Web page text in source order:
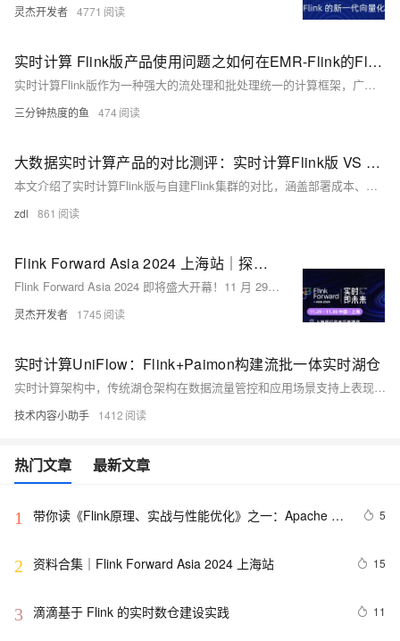
灵杰开发者 4771
实时计算 Flink版产品使用问题之如何在EMR-Flink的Flink SOL中针对source表单独设置并行度
实时计算Flink版作为一种强大的流处理和批处理统一的计算框架，广泛应用于各种需要实时数据处理和分析的场景。实时计算Flink版通常结合SQL接口、DataStream API、以及与上下游数据源和存储系统的丰富连接器，提供了一套全面的解决方案，以应对各种实时计算需求。其低延迟、高吞吐、容错性强的特点，使其成为众多企业和组织实时数据处理首选的技术平台。以下是实时计算Flink版的一些典型使用合集。
三分钟热度的鱼 474
大数据实时计算产品的对比测评：实时计算Flink版 VS 自建Flink集群
本文介绍了实时计算Flink版与自建Flink集群的对比，涵盖部署成本、性能表现、易用性和企业级能力等方面。实时计算Flink版作为全托管服务，显著降低了运维成本，提供了强大的集成能力和弹性扩展，特别适合中小型团队和业务波动大的场景。文中还提出了改进建议，并探讨了与其他产品的联动可能性。总结指出，实时计算Flink版在简化运维、降低成本和提升易用性方面表现出色，是大数据实时计算的优选方案。
zdl 861
Flink Forward Asia 2024 上海站｜探索实时计算新边界
Flink Forward Asia 2024 即将盛大开幕！11 月 29 至 30 日在上海举行，大会聚焦 Apache Flink 技术演进与未来规划，涵盖流式湖仓、流批一体、Data+AI 融合等前沿话题，提供近百场专业演讲。立即报名，共襄盛举！官网：https://asia.flink-forward.org/shanghai-2024/
灵杰开发者 1745
实时计算UniFlow：Flink+Paimon构建流批一体实时湖仓
实时计算架构中，传统湖仓架构在数据流量管控和应用场景支持上表现良好，但在实际运营中常忽略细节，导致新问题。为解决这些问题，提出了流批一体的实时计算湖仓架构——UniFlow。该架构通过统一的流批计算引擎、存储格式（如Paimon）和Flink CDC工具，简化开发流程，降低成本，并确保数据一致性和实时性。UniFlow还引入了Flink Materialized Table，实现了声明式ETL，优化了调度和执行模式，使用户能灵活调整新鲜度与成本。最终，UniFlow不仅提高了开发和运维效率，还提供了更实时的数据支持，满足业务决策需求。
技术内容小助手 1412
热门文章 最新文章
1 带你读《Flink原理、实战与性能优化》之一：Apache
5
2 资料合集｜Flink Forward Asia 2024 上海站 15
3 滴滴基于 Flink 的实时数仓建设实践 11